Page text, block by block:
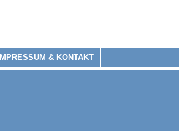
IMPRESSUM & KONTAKT